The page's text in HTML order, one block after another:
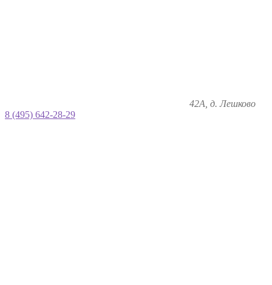
42А, д. Лешково
8 (495) 642-28-29